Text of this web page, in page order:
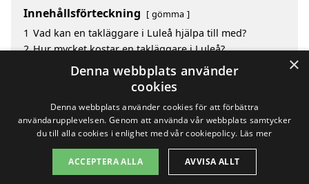
Innehållsförteckning gömma
1 Vad kan en takläggare i Luleå hjälpa till med?
2 Hur mycket kostar en takläggare i Luleå?
Fördelar med att välja takläggare i Luleå
Sök efter en skicklig takläggare i de omgivande
Copyright 2026 - Pilanto Aps
Om / kontakt Blogg Webbplatskarta Villkor
×
Denna webbplats använder
cookies
Denna webbplats använder cookies för att förbättra
användarupplevelsen. Genom att använda vår webbplats samtycker
du till alla cookies i enlighet med vår cookiepolicy. Läs mer
ACCEPTERA ALLA AVVISA ALLT